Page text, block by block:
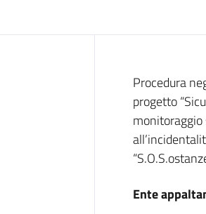
Dati del
Procedura
progetto
Ente